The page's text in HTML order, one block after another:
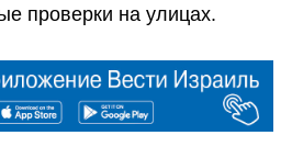
проверки на улицах.